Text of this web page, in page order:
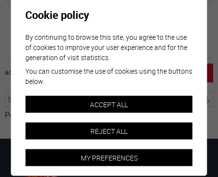
accueil horaire emploi mentions légales
Powered by Translate
Cookie policy
By continuing to browse this site, you agree to the use
of cookies to improve your user experience and for the
generation of visit statistics.
You can customise the use of cookies using the buttons
below.
ACCEPT ALL
REJECT ALL
MY PREFERENCES